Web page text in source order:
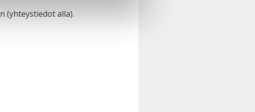
(yhteystiedot alla).